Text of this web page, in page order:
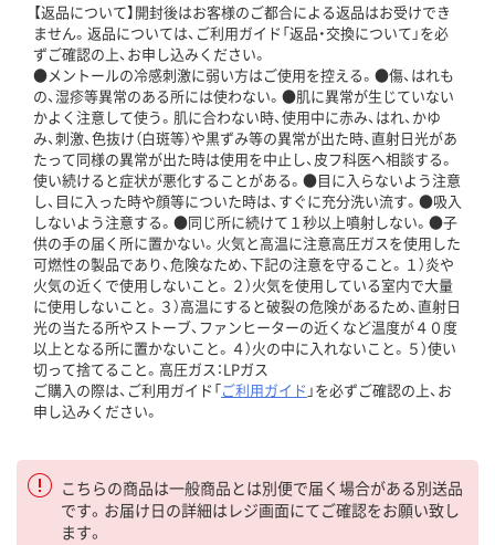
【返品について】開封後はお客様のご都合による返品はお受けでき
ません。返品については、ご利用ガイド「返品・交換について」を必
ずご確認の上、お申し込みください。
●メントールの冷感刺激に弱い方はご使用を控える。●傷、はれも
の、湿疹等異常のある所には使わない。●肌に異常が生じていない
かよく注意して使う。肌に合わない時、使用中に赤み、はれ、かゆ
み、刺激、色抜け（白斑等）や黒ずみ等の異常が出た時、直射日光があ
たって同様の異常が出た時は使用を中止し、皮フ科医へ相談する。
使い続けると症状が悪化することがある。●目に入らないよう注意
し、目に入った時や顔等についた時は、すぐに充分洗い流す。●吸入
しないよう注意する。●同じ所に続けて１秒以上噴射しない。●子
供の手の届く所に置かない。火気と高温に注意高圧ガスを使用した
可燃性の製品であり、危険なため、下記の注意を守ること。１）炎や
火気の近くで使用しないこと。２）火気を使用している室内で大量
に使用しないこと。３）高温にすると破裂の危険があるため、直射日
光の当たる所やストーブ、ファンヒーターの近くなど温度が４０度
以上となる所に置かないこと。４）火の中に入れないこと。５）使い
切って捨てること。高圧ガス：LPガス
ご購入の際は、ご利用ガイド「ご利用ガイド 」を必ずご確認の上、お
申し込みください。
こちらの商品は一般商品とは別便で届く場合がある別送品
です。お届け日の詳細はレジ画面にてご確認をお願い致し
ます。